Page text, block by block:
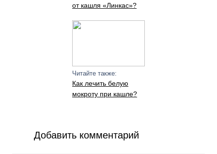
от кашля «Линкас»?
Читайте также:
Как лечить белую
мокроту при кашле?
Добавить комментарий